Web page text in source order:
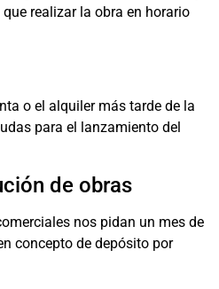
realizar la obra en horario
o el alquiler más tarde de la
para el lanzamiento del
de obras
nos pidan un mes de
concepto de depósito por